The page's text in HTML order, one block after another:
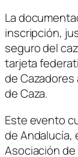
La
inscripción,
seguro del
tarjeta
de Cazadores
de Caza.
Este evento
de Andalucía,
Asociación